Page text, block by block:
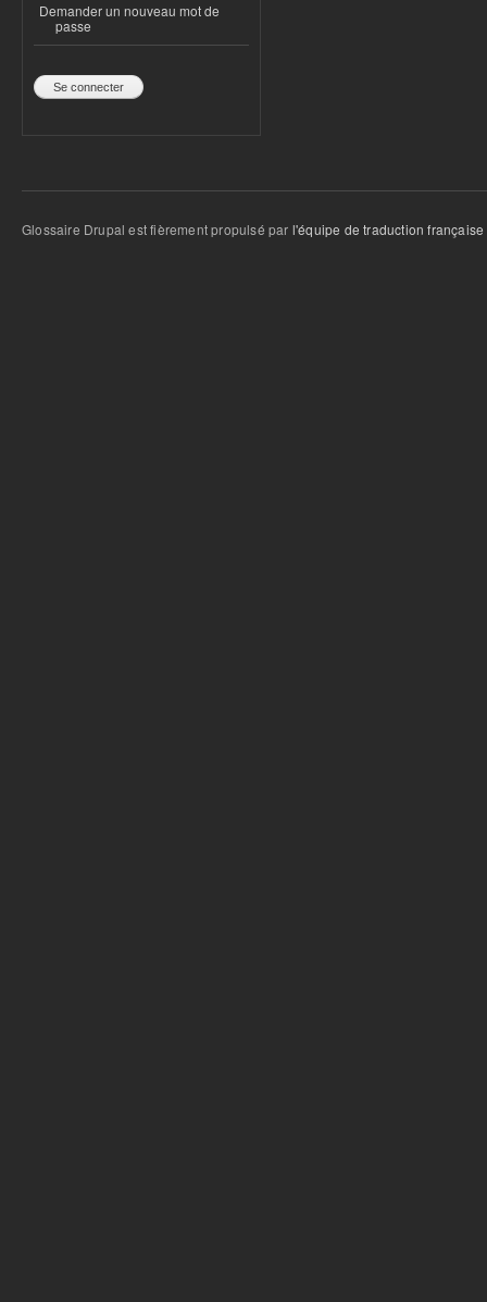
Demander un nouveau mot de
passe
Glossaire Drupal est fièrement propulsé par l'équipe de traduction française